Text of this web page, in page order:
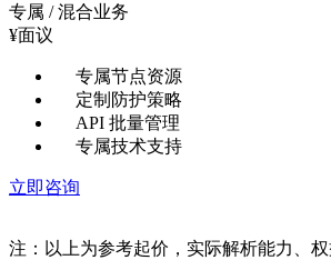
专属 / 混合业务
¥面议
专属节点资源
定制防护策略
API 批量管理
专属技术支持
立即咨询
注：以上为参考起价，实际解析能力、